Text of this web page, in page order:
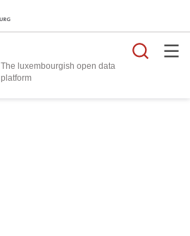
The luxembourgish open data
platform